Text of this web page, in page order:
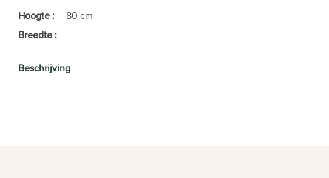
Hoogte :
80 cm
Breedte :
Beschrijving